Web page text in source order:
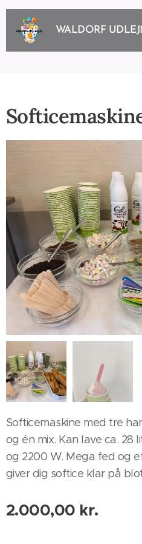
WALDORF
Softicemaskine med tre
og én mix. Kan lave ca. 28
og 2200 W. Mega fed og
giver dig softice klar på
2.000,00 kr.